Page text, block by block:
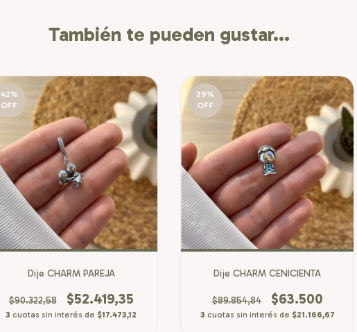
También te pueden gustar...
42%
OFF
Dije CHARM PAREJA
$90.322,58 $52.419,35
3 cuotas sin interés de $17.473,12
29%
OFF
Dije CHARM CENICIENTA
$89.854,84 $63.500
3 cuotas sin interés de $21.166,67